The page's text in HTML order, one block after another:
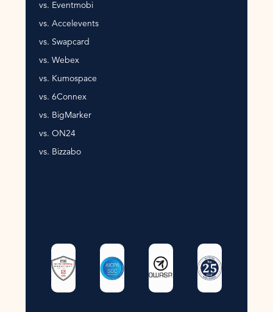
vs. Eventmobi
vs. Accelevents
vs. Swapcard
vs. Webex
vs. Kumospace
vs. 6Connex
vs. BigMarker
vs. ON24
vs. Bizzabo